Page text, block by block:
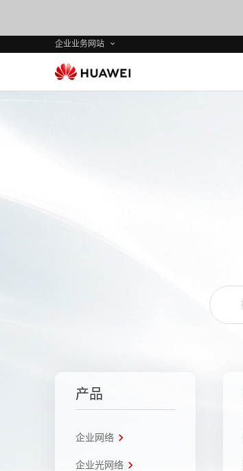
企业业务网站
产品
企业网络
企业光网络